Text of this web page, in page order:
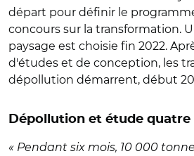
départ pour définir le
concours sur la transformation.
paysage est choisie fin 2022.
d'études et de conception, les
dépollution démarrent, début
Dépollution et étude quatre
« Pendant six mois, 10 000